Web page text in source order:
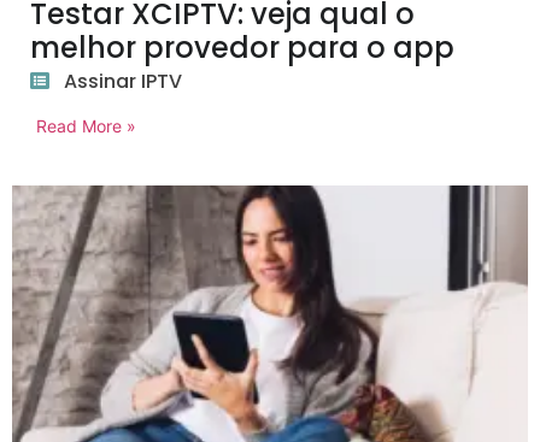
Testar XCIPTV: veja qual o
melhor provedor para o app
Assinar IPTV
Read More »